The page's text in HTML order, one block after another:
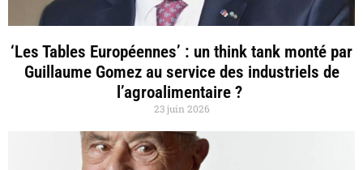
‘Les Tables Européennes’ : un think tank monté par
Guillaume Gomez au service des industriels de
l’agroalimentaire ?
23 juin 2026